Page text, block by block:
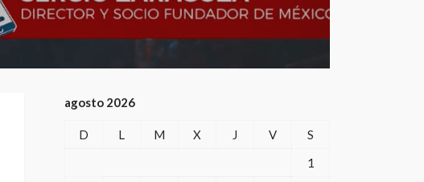
agosto 2026
D L M X J V
S
1